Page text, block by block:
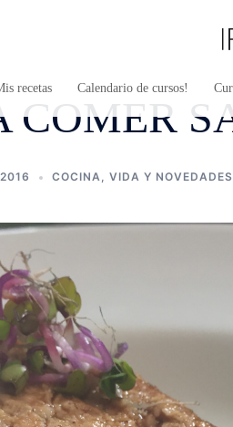
recetas Calendario de cursos!
COMER
COCINA, VIDA Y NOVEDADES